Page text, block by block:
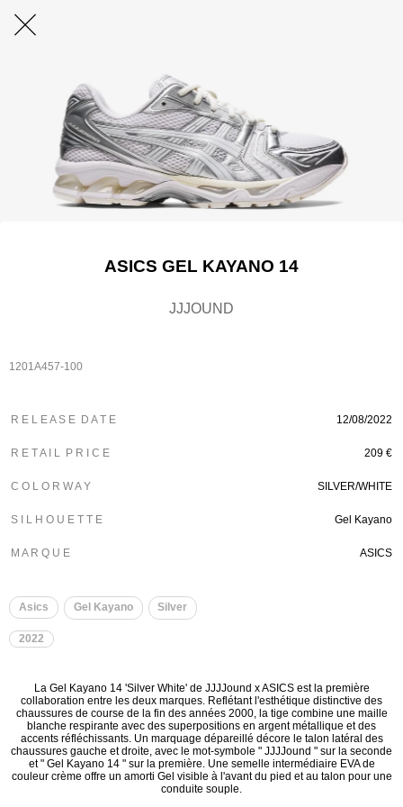
ASICS GEL KAYANO 14
JJJOUND
1201A457-100
R E L E A S E D A T E 12/08/2022
R E T A I L P R I C E 209 €
C O L O R W A Y SILVER/WHITE
S I L H O U E T T E Gel Kayano
M A R Q U E ASICS
Asics Gel Kayano Silver
2022
La Gel Kayano 14 'Silver White' de JJJJound x ASICS est la première
collaboration entre les deux marques. Reflétant l'esthétique distinctive des
chaussures de course de la fin des années 2000, la tige combine une maille
blanche respirante avec des superpositions en argent métallique et des
accents réfléchissants. Un marquage dépareillé décore le talon latéral des
chaussures gauche et droite, avec le mot-symbole " JJJJound " sur la seconde
et " Gel Kayano 14 " sur la première. Une semelle intermédiaire EVA de
couleur crème offre un amorti Gel visible à l'avant du pied et au talon pour une
conduite souple.